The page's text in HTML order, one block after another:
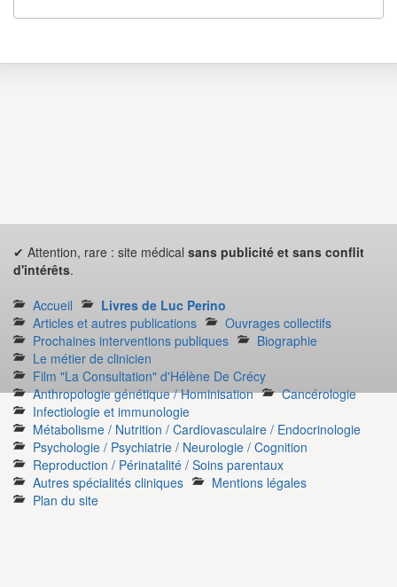
✔ Attention, rare : site médical sans publicité et sans conflit
d'intérêts.
Accueil
Livres de Luc Perino
Articles et autres publications
Ouvrages collectifs
Prochaines interventions publiques
Biographie
Le métier de clinicien
Film "La Consultation" d'Hélène De Crécy
Anthropologie génétique / Hominisation
Cancérologie
Infectiologie et immunologie
Métabolisme / Nutrition / Cardiovasculaire / Endocrinologie
Psychologie / Psychiatrie / Neurologie / Cognition
Reproduction / Périnatalité / Soins parentaux
Autres spécialités cliniques
Mentions légales
Plan du site